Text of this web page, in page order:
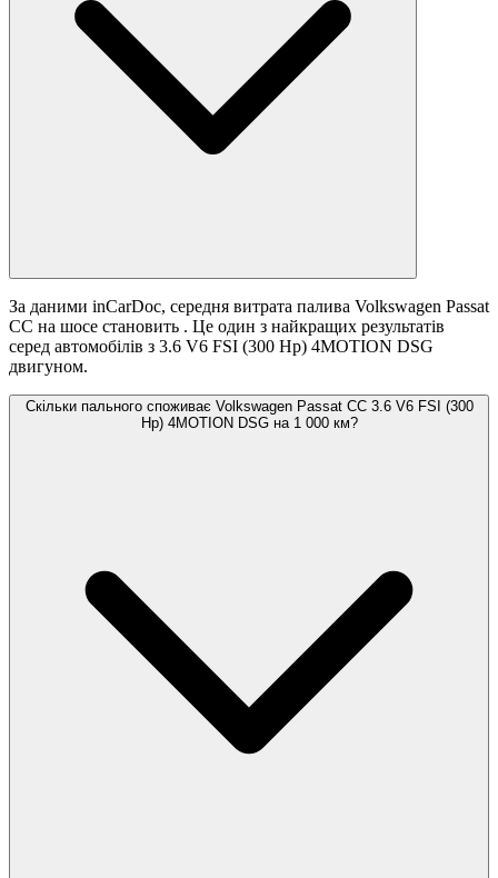
За даними inCarDoc, середня витрата палива Volkswagen Passat
CC на шосе становить . Це один з найкращих результатів
серед автомобілів з 3.6 V6 FSI (300 Hp) 4MOTION DSG
двигуном.
Скільки пального споживає Volkswagen Passat CC 3.6 V6 FSI (300
Hp) 4MOTION DSG на 1 000 км?